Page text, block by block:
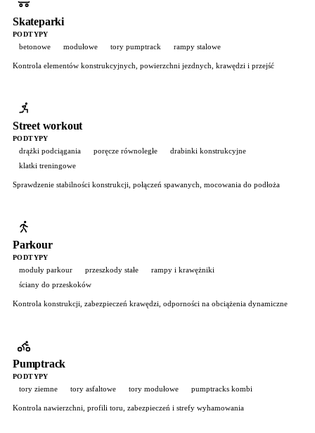
Skateparki
PODTYPY
betonowe modułowe tory pumptrack rampy stalowe
Kontrola elementów konstrukcyjnych, powierzchni jezdnych, krawędzi i przejść
Street workout
PODTYPY
drążki podciągania poręcze równoległe
drabinki konstrukcyjne
klatki treningowe
Sprawdzenie stabilności konstrukcji, połączeń spawanych, mocowania do podłoża
Parkour
PODTYPY
moduły parkour przeszkody stałe
rampy i krawężniki
ściany do przeskoków
Kontrola konstrukcji, zabezpieczeń krawędzi, odporności na obciążenia dynamiczne
Pumptrack
PODTYPY
tory ziemne tory asfaltowe tory modułowe pumptracks kombi
Kontrola nawierzchni, profili toru, zabezpieczeń i strefy wyhamowania